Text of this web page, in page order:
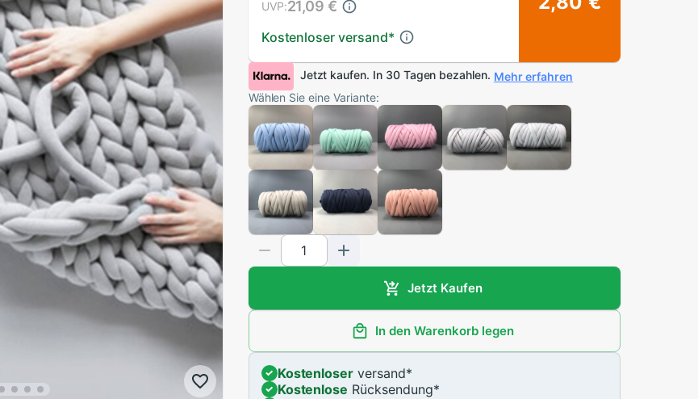
Kostenloser versand*
UVP:21,09 €
Jetzt kaufen. In 30 Tagen bezahlen. Mehr erfahren
Wählen Sie eine Variante:
Jetzt Kaufen
In den Warenkorb legen
Kostenloser versand*
Kostenlose Rücksendung*